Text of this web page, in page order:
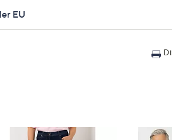
EU